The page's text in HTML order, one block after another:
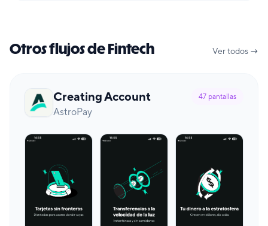
Otros flujos de Fintech Ver todos →
Creating Account
AstroPay
47 pantallas